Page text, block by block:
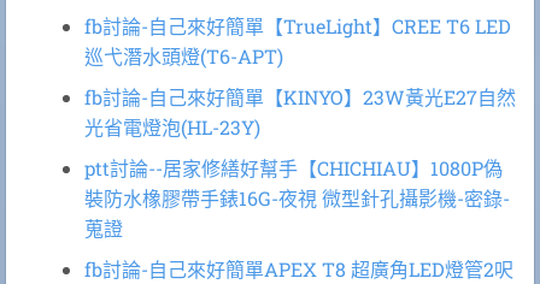
fb討論-自己來好簡單【TrueLight】CREE T6 LED
巡弋潛水頭燈(T6-APT)
fb討論-自己來好簡單【KINYO】23W黃光E27自然
光省電燈泡(HL-23Y)
ptt討論--居家修繕好幫手【CHICHIAU】1080P偽
裝防水橡膠帶手錶16G-夜視 微型針孔攝影機-密錄-
蒐證
fb討論-自己來好簡單APEX T8 超廣角LED燈管2呎